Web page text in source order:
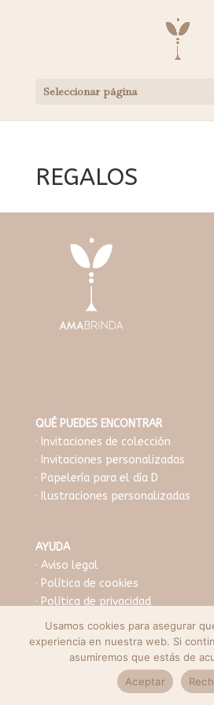
Seleccionar página
REGALOS
QUÉ PUEDES ENCONTRAR
· Invitaciones de colección
· Invitaciones personalizadas
· Papelería para el día D
· Ilustraciones personalizadas
AYUDA
· Aviso legal
· Política de cookies
· Política de privacidad
Condiciones de venta
· Envío y plazos de entrega
Usamos cookies para asegurar
experiencia en nuestra web. Si
asumiremos que estás de
Aceptar